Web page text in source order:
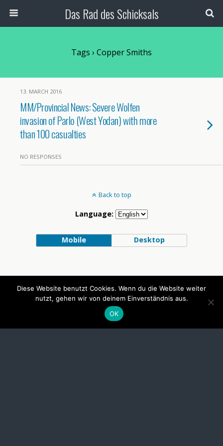
Das Rad des Schicksals
Tags › Copper Smiths
13. MARCH 2016
MM/Provincial News: Severe Wolfen
invasion of Parlo (West Yodan) with more
than 100 casualties
NO RESPONSES
Back to top
Language:
Mobile Desktop
Diese Website benutzt Cookies. Wenn du die Website weiter
nutzt, gehen wir von deinem Einverständnis aus.
OK